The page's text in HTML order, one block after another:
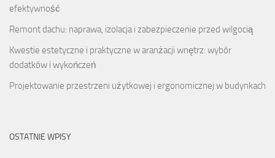
efektywność
Remont dachu: naprawa, izolacja i zabezpieczenie przed wilgocią
Kwestie estetyczne i praktyczne w aranżacji wnętrz: wybór
dodatków i wykończeń
Projektowanie przestrzeni użytkowej i ergonomicznej w budynkach
OSTATNIE WPISY